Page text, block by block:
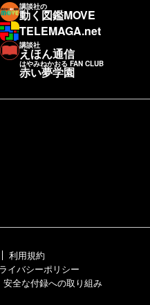
講談社の
動く図鑑MOVE
TELEMAGA.net
講談社
えほん通信
はやみねかおる FAN CLUB
赤い夢学園
利用規約
イバシーポリシー
安全な付録への取り組み